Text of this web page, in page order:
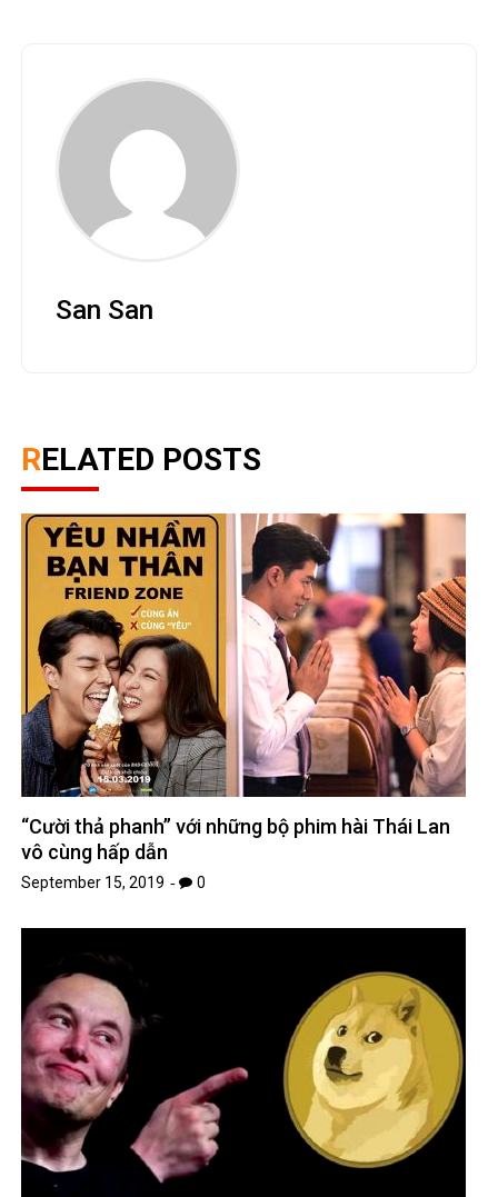
San San
RELATED POSTS
“Cười thả phanh” với những bộ phim hài Thái Lan
vô cùng hấp dẫn
September 15, 2019 0